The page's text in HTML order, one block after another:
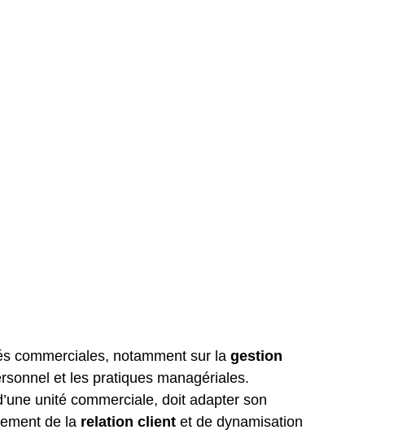
commerciales, notamment sur la gestion
et les pratiques managériales.
unité commerciale, doit adapter son
de la relation client et de dynamisation